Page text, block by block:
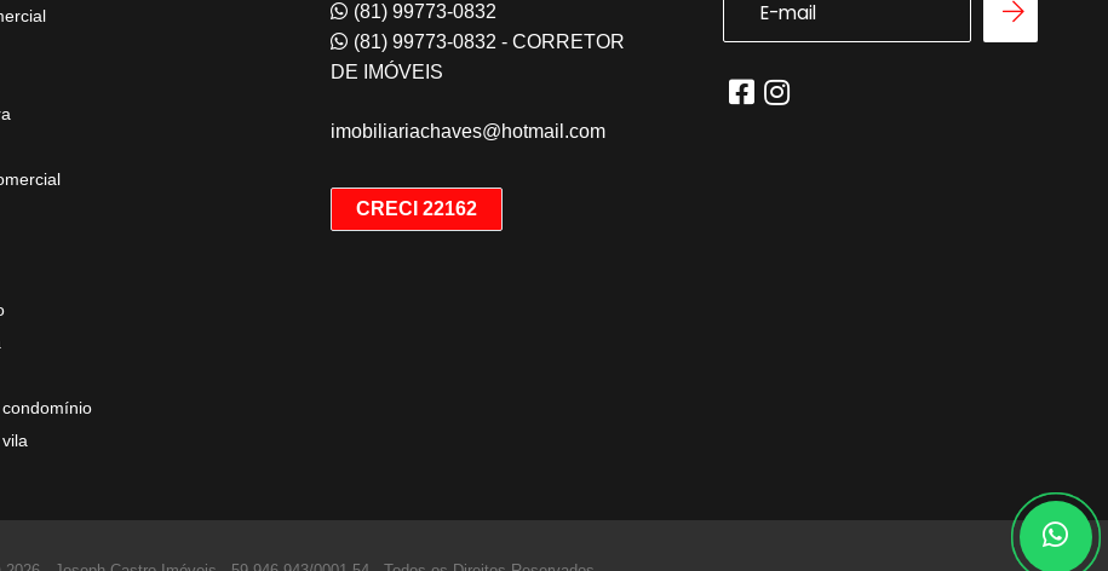
(81) 99773-0832
(81) 99773-0832 - CORRETOR
DE IMÓVEIS
imobiliariachaves@hotmail.com
CRECI 22162